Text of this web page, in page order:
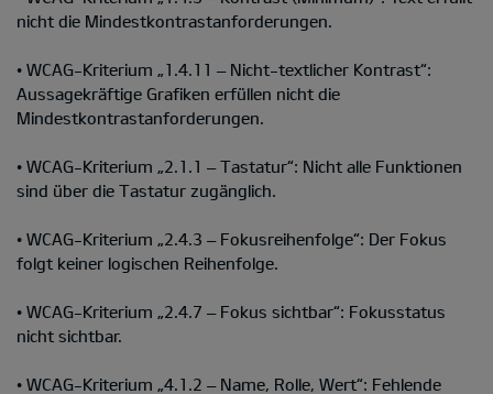
nicht die Mindestkontrastanforderungen.
• WCAG-Kriterium „1.4.11 – Nicht-textlicher Kontrast“:
Aussagekräftige Grafiken erfüllen nicht die
Mindestkontrastanforderungen.
• WCAG-Kriterium „2.1.1 – Tastatur“: Nicht alle Funktionen
sind über die Tastatur zugänglich.
• WCAG-Kriterium „2.4.3 – Fokusreihenfolge“: Der Fokus
folgt keiner logischen Reihenfolge.
• WCAG-Kriterium „2.4.7 – Fokus sichtbar“: Fokusstatus
nicht sichtbar.
• WCAG-Kriterium „4.1.2 – Name, Rolle, Wert“: Fehlende